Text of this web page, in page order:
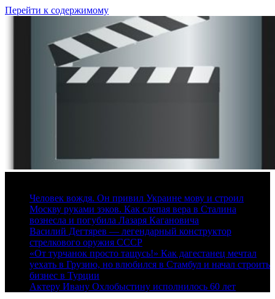
Перейти к содержимому
Человек вождя. Он привил Украине мову и строил
Москву руками зэков. Как слепая вера в Сталина
вознесла и погубила Лазаря Кагановича
Василий Дегтярев — легендарный конструктор
стрелкового оружия СССР
«От турчанок просто тащусь!» Как дагестанец мечтал
уехать в Грузию, но влюбился в Стамбул и начал строить
бизнес в Турции
Актеру Ивану Охлобыстину исполнилось 60 лет